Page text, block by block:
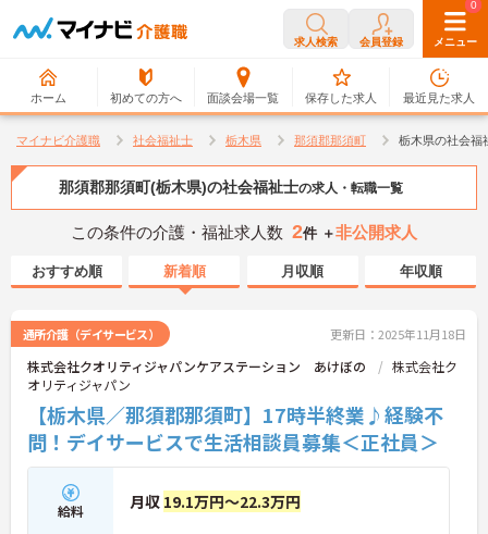
求人検索 会員登録 メニュー
ホーム 初めての方へ 面談会場一覧
0
保存した求人
0
最近見た求人
マイナビ介護職 社会福祉士 栃木県 那須郡那須町 栃木県の社会福
那須郡那須町(栃木県)の社会福祉士の求人・転職一覧
この条件の介護・福祉求人数 2件 ＋非公開求人
おすすめ順 新着順 月収順 年収順
通所介護（デイサービス） 更新日：2025年11月18日
株式会社クオリティジャパンケアステーション あけぼの
株式会社ク
オリティジャパン
【栃木県／那須郡那須町】17時半終業♪経験不
問！デイサービスで生活相談員募集＜正社員＞
給料 月収 19.1万円～22.3万円